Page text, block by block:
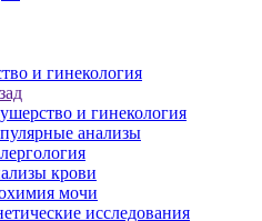
и гинекология
и гинекология
анализы
крови
мочи
исследования